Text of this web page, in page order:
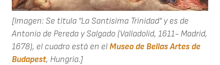
[Imagen: Se titula "La Santísima Trinidad" y es de
Antonio de Pereda y Salgado (Valladolid, 1611- Madrid,
1678), el cuadro está en elMuseo de Bellas Artes de
Budapest, Hungría.]